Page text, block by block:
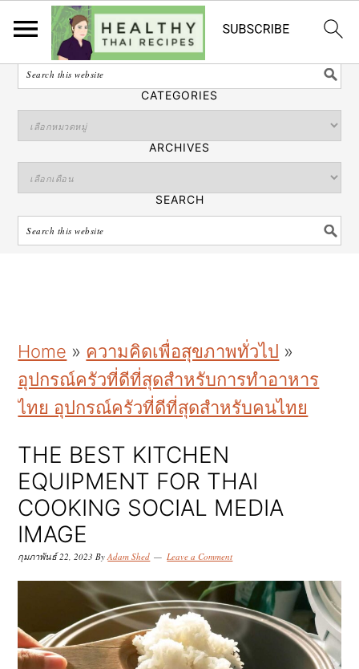
ไทย
SEARCH
CATEGORIES
ARCHIVES
SEARCH
k
i
p
t
o
p
r
i
m
r
k
i
p
t
o
m
a
i
n
o
k
i
p
t
o
p
r
i
m
r
Home » ความคิดเพื่อสุขภาพทั่วไป »
อุปกรณ์ครัวที่ดีที่สุดสำหรับการทำอาหาร
ไทย อุปกรณ์ครัวที่ดีที่สุดสำหรับคนไทย
THE BEST KITCHEN
EQUIPMENT FOR THAI
COOKING SOCIAL MEDIA
IMAGE
กุมภาพันธ์ 22, 2023 ByAdam Shed Leave a Comment